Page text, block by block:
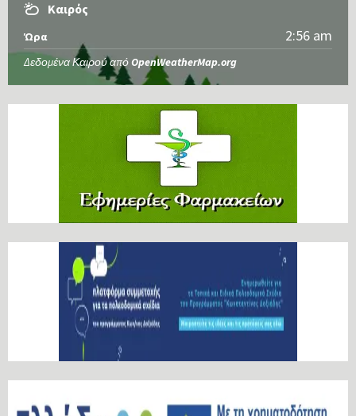
Καιρός
Ώρα 2:56 am
Δεδομένα Καιρού από OpenWeatherMap.org